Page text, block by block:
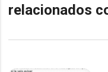
relacionados